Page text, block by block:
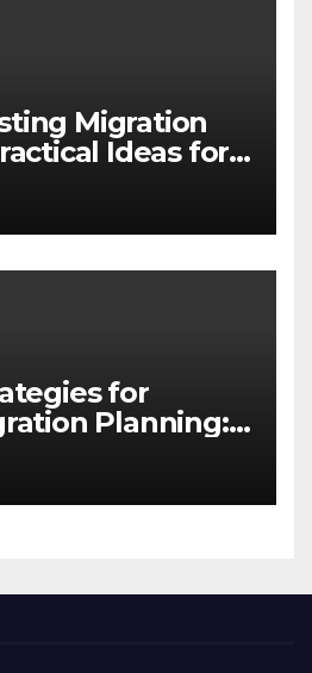
Migration
Ideas for
for
Planning:
WA